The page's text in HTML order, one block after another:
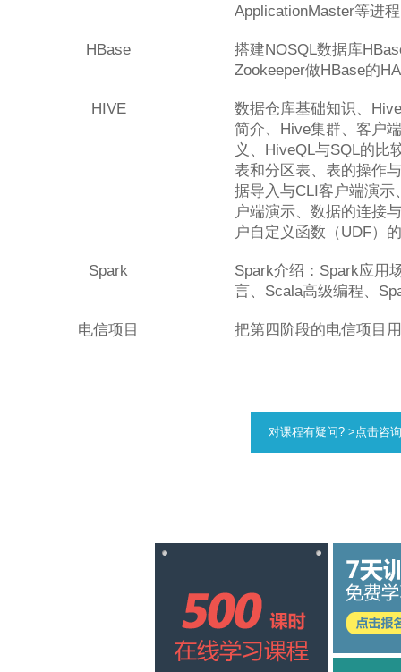
ApplicationMaster等进
HBase
搭建NOSQL数据库
Zookeeper做HBase的
HIVE
数据仓库基础知识、
简介、Hive集群、客户
义、HiveQL与SQL的比
表和分区表、表的操作
据导入与CLI客户端演示
户端演示、数据的连接
户自定义函数（UDF）
Spark
Spark介绍：Spark应用
言、Scala高级编程、
电信项目 把第四阶段的电信项目
对课程有疑问? >点击咨询